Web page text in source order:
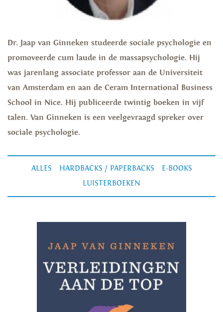
Dr. Jaap van Ginneken studeerde sociale psychologie en
promoveerde cum laude in de massapsychologie. Hij
was jarenlang associate professor aan de Universiteit
van Amsterdam en aan de Ceram International Business
School in Nice. Hij publiceerde twintig boeken in vijf
talen. Van Ginneken is een veelgevraagd spreker over
sociale psychologie.
ALLES HARDBACKS / PAPERBACKS
E-BOOKS
LUISTERBOEKEN